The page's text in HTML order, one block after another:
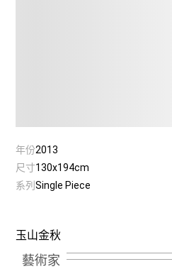
年份2013
尺寸130x194cm
系列Single Piece
玉山金秋
藝術家